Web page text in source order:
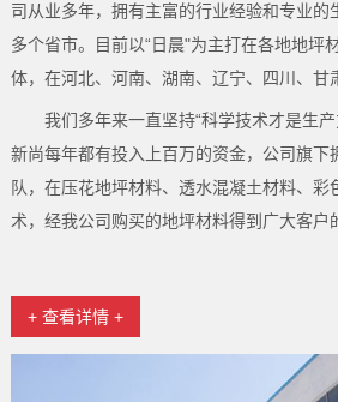
司从业多年，拥有主富的行业经验和专业的
多个省市。目前以“日晨"为主打在各地地坪
体，在河北、河南、湖南、辽宁、四川、甘
我们多年来一直坚持“科学技术才是生产
新尚每年都有投入上百万的资金，公司旗下
队，在压花地坪材料、透水混凝土材料、彩
术，经我公司购买的地坪材料得到广大客户
+ 查看详情 +